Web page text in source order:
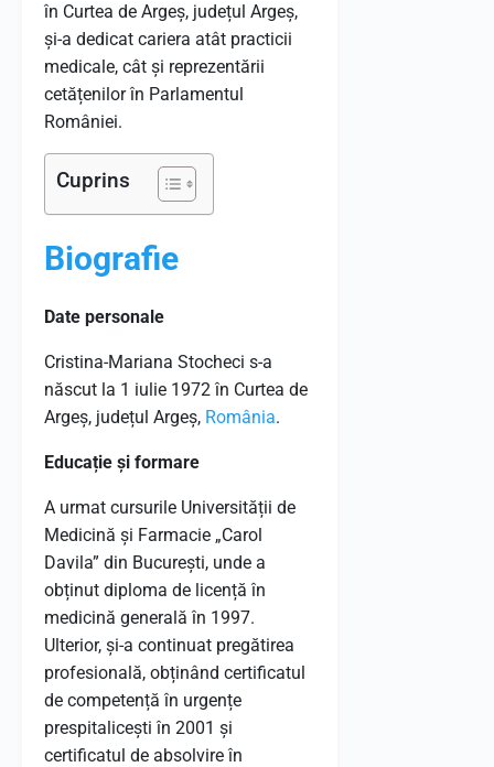
în Curtea de Argeș, județul Argeș,
și-a dedicat cariera atât practicii
medicale, cât și reprezentării
cetățenilor în Parlamentul
României.
Cuprins
Biografie
Date personale
Cristina-Mariana Stocheci s-a
născut la 1 iulie 1972 în Curtea de
Argeș, județul Argeș, România.
Educație și formare
A urmat cursurile Universității de
Medicină și Farmacie „Carol
Davila” din București, unde a
obținut diploma de licență în
medicină generală în 1997.
Ulterior, și-a continuat pregătirea
profesională, obținând certificatul
de competență în urgențe
prespitalicești în 2001 și
certificatul de absolvire în